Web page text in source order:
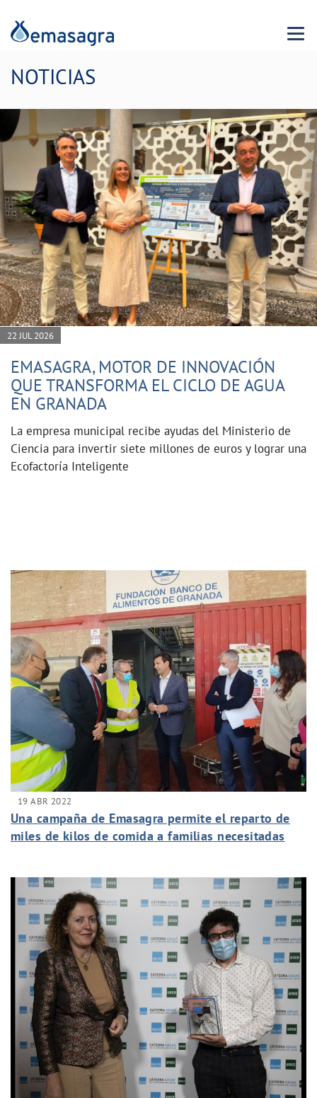
Menu
NOTICIAS
22 JUL 2026
EMASAGRA, MOTOR DE INNOVACIÓN
QUE TRANSFORMA EL CICLO DE AGUA
EN GRANADA
La empresa municipal recibe ayudas del Ministerio de
Ciencia para invertir siete millones de euros y lograr una
Ecofactoría Inteligente
19 ABR 2022
Una campaña de Emasagra permite el reparto de
miles de kilos de comida a familias necesitadas